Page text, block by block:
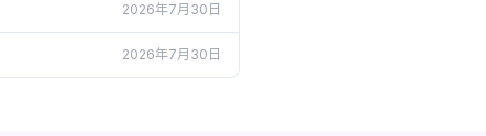
2026年7月30日
2026年7月30日